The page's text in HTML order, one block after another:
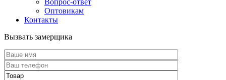
Вопрос-ответ
Оптовикам
Контакты
Вызвать замерщика